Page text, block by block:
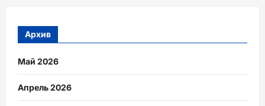
Архив
Май 2026
Апрель 2026